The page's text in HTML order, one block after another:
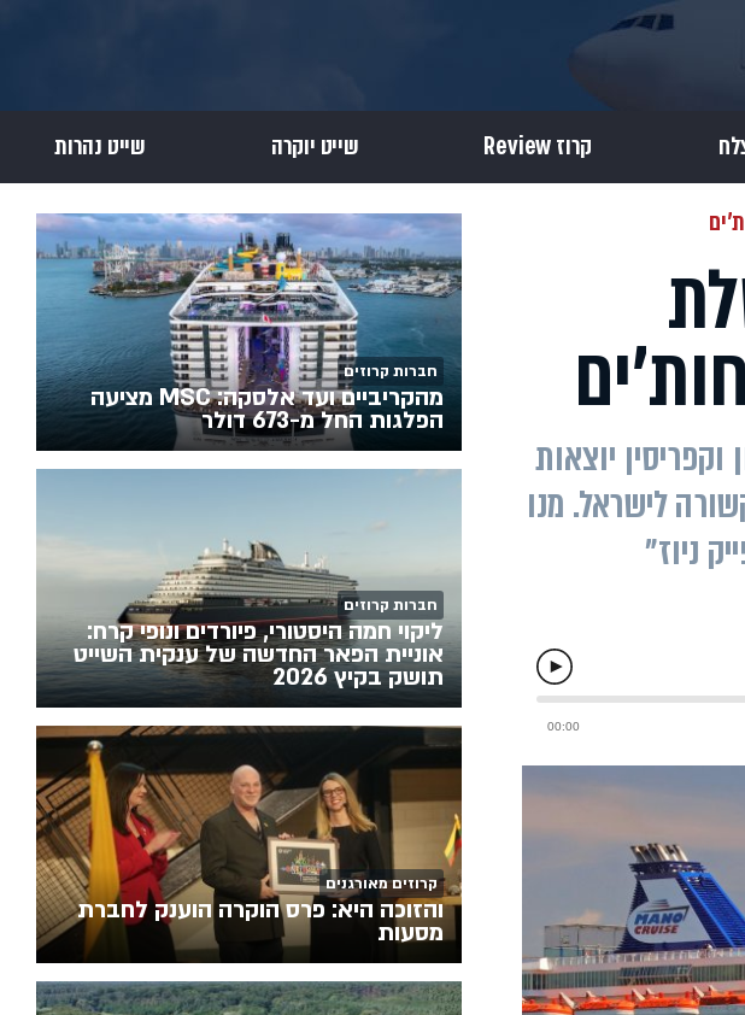
קרוז Review שייט יוקרה שייט נהרות
יוצאות
לישראל. מנו
ניוז"
חברות קרוזים
מהקריביים ועד אלסקה: MSC מציעה
הפלגות החל מ-673 דולר
חברות קרוזים
ליקוי חמה היסטורי, פיורדים ונופי קרח:
אוניית הפאר החדשה של ענקית השייט
תושק בקיץ 2026
קרוזים מאורגנים
והזוכה היא: פרס הוקרה הוענק לחברת
מסעות